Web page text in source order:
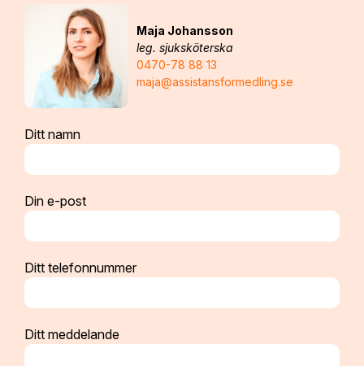
Maja Johansson
leg. sjuksköterska
0470-78 88 13
maja@assistansformedling.se
Ditt namn
Din e-post
Ditt telefonnummer
Ditt meddelande